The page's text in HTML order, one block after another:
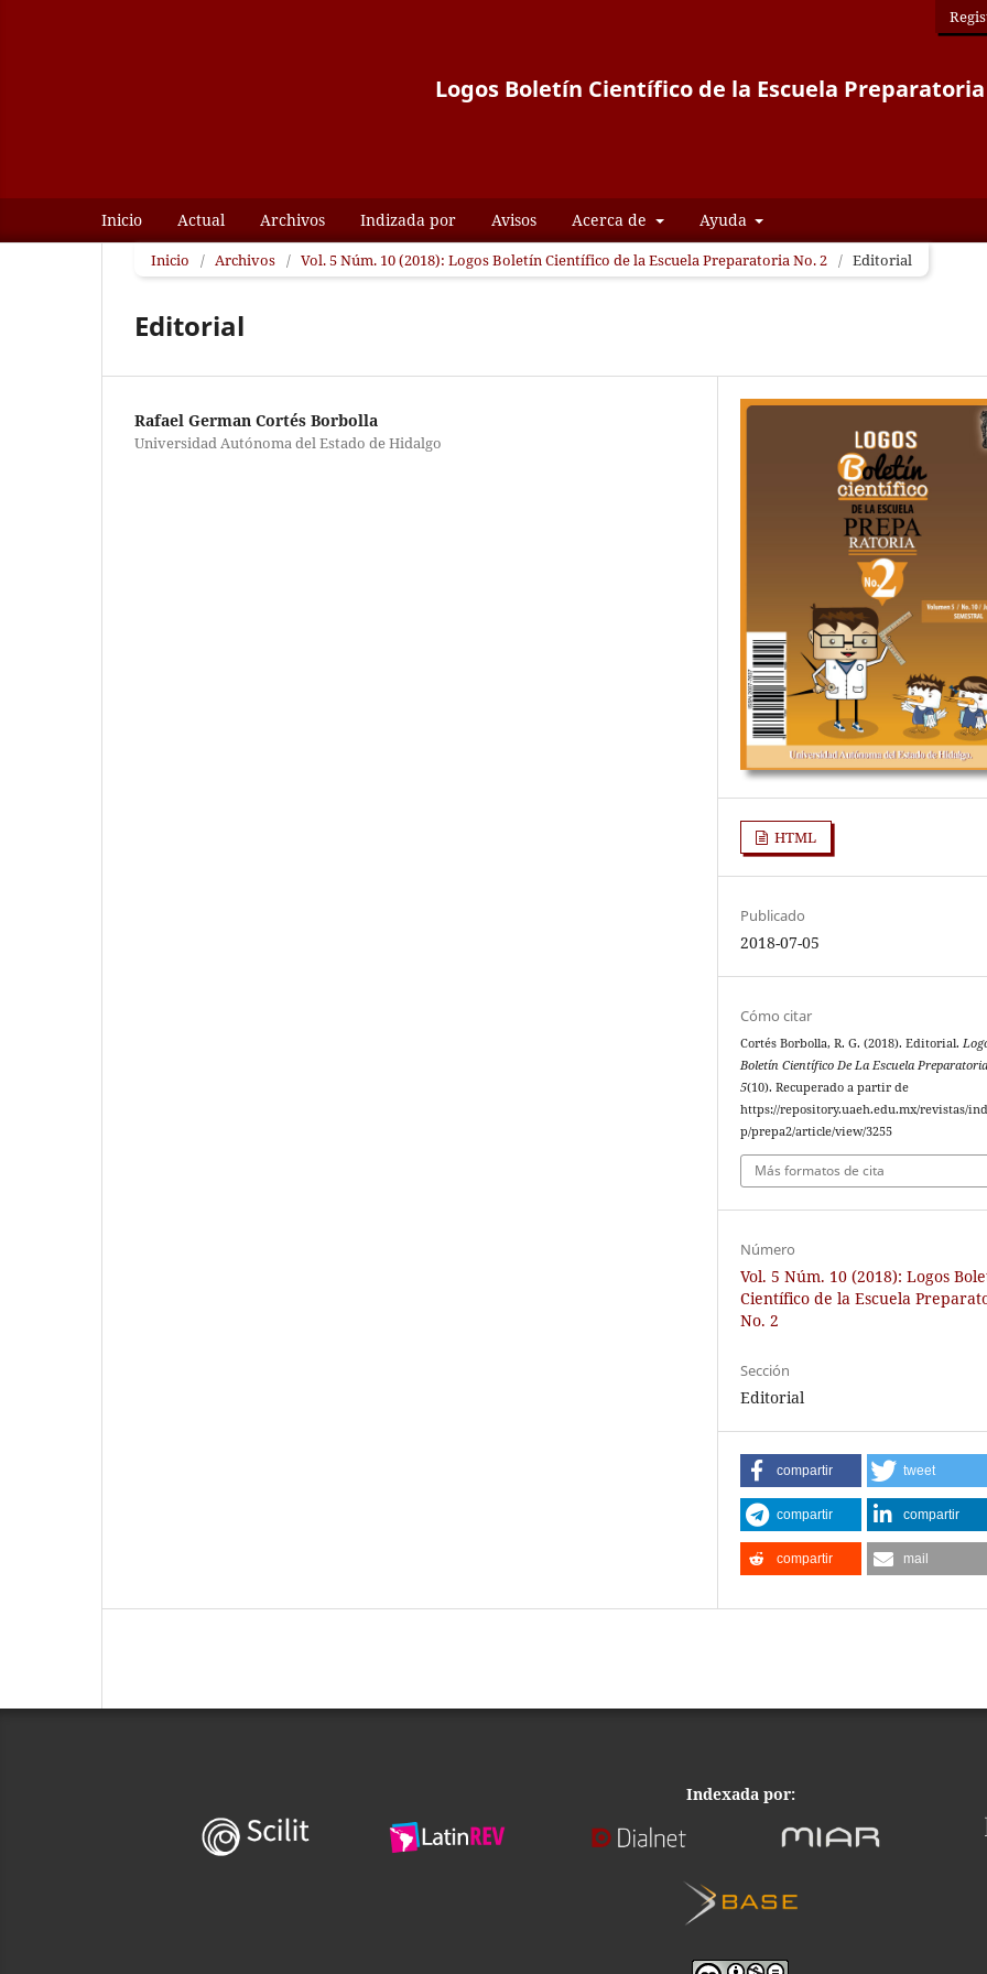
Logos Boletín Científico de la Escuela
Inicio Actual Archivos Indizada por Avisos Acerca de Ayuda
Inicio / Archivos / Vol. 5 Núm. 10 (2018): Logos Boletín Científico de la Escuela Preparatoria No. 2 / Editorial
Editorial
Rafael German Cortés Borbolla
Universidad Autónoma del Estado de Hidalgo
HTML
Publicado
2018-07-05
Cómo citar
Cortés Borbolla, R. G. (2018). Editorial.
Boletín Científico De La Escuela
5(10). Recuperado a partir de
https://repository.uaeh.edu.mx/revistas/
p/prepa2/article/view/3255
Más formatos de cita
Número
Vol. 5 Núm. 10 (2018): Logos
Científico de la Escuela
No. 2
Sección
Editorial
compartir tweet
compartir compartir
compartir mail
Indexada por: